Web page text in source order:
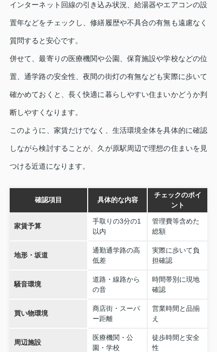
インターネット回線の引き込み状況、給湯器やエアコンの設
置年などをチェックし、修繕履歴や不具合の有無も遠慮なく
質問すると安心です。
併せて、最寄りの医療機関や公園、保育施設や学校などの位
置、通学路の安全性、夜間の街灯の有無なども実際に歩いて
確かめておくと、長く快適に暮らしやすい住まいかどうか判
断しやすくなります。
このように、家賃だけでなく、生活環境全体を具体的に確認
しながら検討することが、久が原駅周辺で理想の住まいを見
つける近道になります。
確認項目 具体的な内容
チェックのポイ
ント
家賃予算
手取りの3分の1
以内
管理費等含めた
総額
地形・坂道
通勤通学路の高
低差
実際に歩いて負
担確認
騒音環境
道路・線路から
の音
時間帯別に現地
確認
買い物環境
商店街・スーパ
ー距離
営業時間と品揃
え
周辺施設
医療機関・公
園・学校
徒歩時間と安全
性